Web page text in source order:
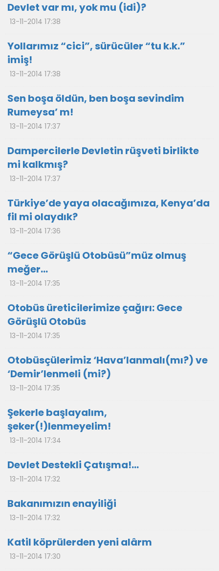
Devlet var mı, yok mu (idi)?
13-11-2014 17:38
Yollarımız “cici”, sürücüler “tu k.k.”
imiş!
13-11-2014 17:38
Sen boşa öldün, ben boşa sevindim
Rumeysa’ m!
13-11-2014 17:37
Dampercilerle Devletin rüşveti birlikte
mi kalkmış?
13-11-2014 17:37
Türkiye’de yaya olacağımıza, Kenya’da
fil mi olaydık?
13-11-2014 17:36
“Gece Görüşlü Otobüsü”müz olmuş
meğer…
13-11-2014 17:35
Otobüs üreticilerimize çağırı: Gece
Görüşlü Otobüs
13-11-2014 17:35
Otobüsçülerimiz ‘Hava’lanmalı(mı?) ve
‘Demir’lenmeli (mi?)
13-11-2014 17:35
Şekerle başlayalım,
şeker(!)lenmeyelim!
13-11-2014 17:34
Devlet Destekli Çatışma!...
13-11-2014 17:32
Bakanımızın enayiliği
13-11-2014 17:32
Katil köprülerden yeni alârm
13-11-2014 17:30